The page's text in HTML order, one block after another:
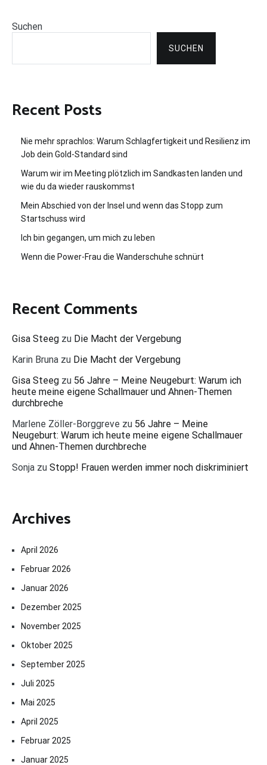
Suchen
SUCHEN
Recent Posts
Nie mehr sprachlos: Warum Schlagfertigkeit und Resilienz im
Job dein Gold-Standard sind
Warum wir im Meeting plötzlich im Sandkasten landen und
wie du da wieder rauskommst
Mein Abschied von der Insel und wenn das Stopp zum
Startschuss wird
Ich bin gegangen, um mich zu leben
Wenn die Power-Frau die Wanderschuhe schnürt
Recent Comments
Gisa Steeg zu Die Macht der Vergebung
Karin Bruna zu Die Macht der Vergebung
Gisa Steeg zu 56 Jahre – Meine Neugeburt: Warum ich
heute meine eigene Schallmauer und Ahnen-Themen
durchbreche
Marlene Zöller-Borggreve zu 56 Jahre – Meine
Neugeburt: Warum ich heute meine eigene Schallmauer
und Ahnen-Themen durchbreche
Sonja zu Stopp! Frauen werden immer noch diskriminiert
Archives
April 2026
Februar 2026
Januar 2026
Dezember 2025
November 2025
Oktober 2025
September 2025
Juli 2025
Mai 2025
April 2025
Februar 2025
Januar 2025